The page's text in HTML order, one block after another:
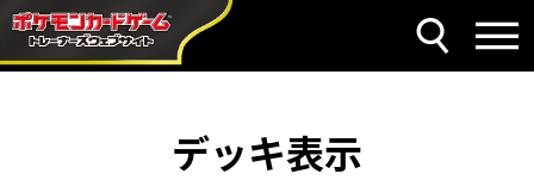
デッキ表示